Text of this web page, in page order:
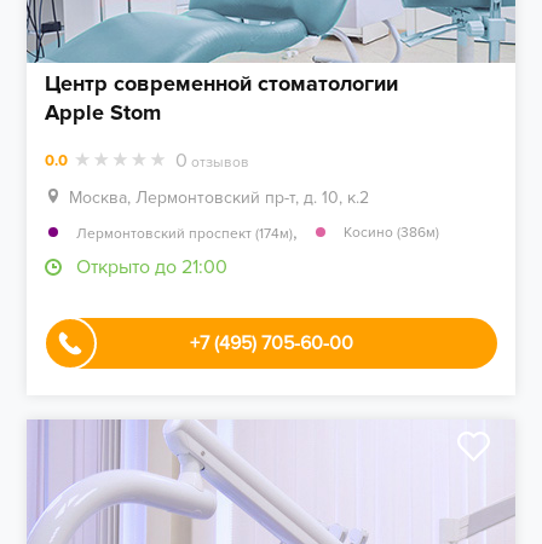
Центр современной стоматологии
Apple Stom
0.0 0 отзывов
Москва, Лермонтовский пр-т, д. 10, к.2
Лермонтовский проспект (174м), Косино (386м)
Открыто до 21:00
+7 (495) 705-60-00